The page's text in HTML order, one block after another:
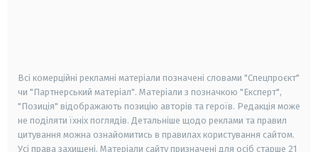
Всі комерційні рекламні матеріали позначені словами "Спецпроєкт"
чи "Партнерський матеріал". Матеріали з позначкою "Експерт",
"Позиція" відображають позицію авторів та героїв. Редакція може
не поділяти їхніх поглядів. Детальніше щодо реклами та правил
цитування можна ознайомитись в правилах користування сайтом.
Усі права захищені. Матеріали сайту призначені для осіб старше 21